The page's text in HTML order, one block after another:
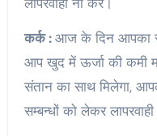
कर्क :आज के दिन आपका
आप खुद में ऊर्जा की कमी
संतान का साथ मिलेगा,
सम्बन्धों को लेकर